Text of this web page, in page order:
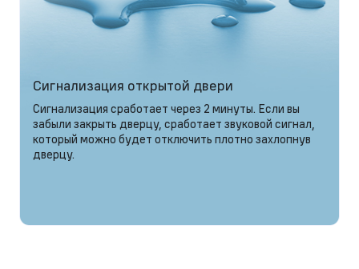
Сигнализация открытой двери
Сигнализация сработает через 2 минуты. Если вы
забыли закрыть дверцу, сработает звуковой сигнал,
который можно будет отключить плотно захлопнув
дверцу.